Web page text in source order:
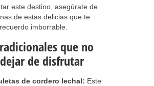
este destino, asegúrate de
de estas delicias que te
imborrable.
que no
de disfrutar
de cordero lechal: Este